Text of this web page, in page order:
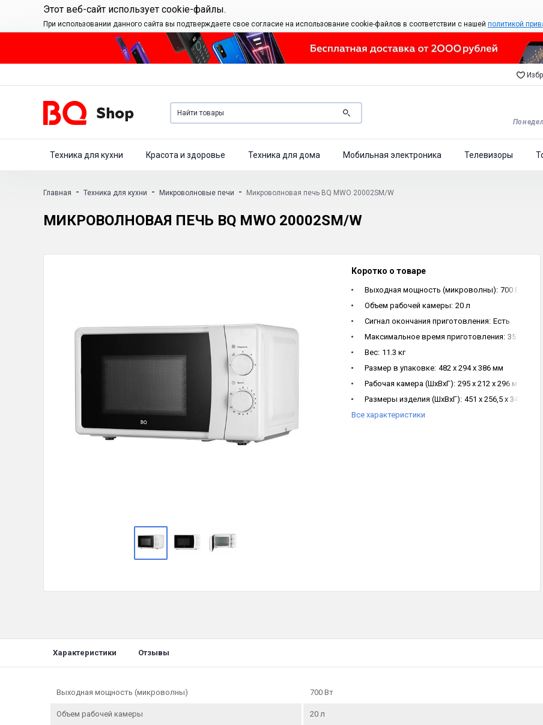
Этот веб-сайт использует cookie-файлы.
При использовании данного сайта вы подтверждаете свое согласие на использование cookie-файлов в соответствии с нашей политикой
Техника для кухни Красота и здоровье Техника для дома Мобильная электроника Телевизоры
Главная - Техника для кухни - Микроволновые печи - Микроволновая печь BQ MWO 20002SM/W
МИКРОВОЛНОВАЯ ПЕЧЬ BQ MWO 20002SM/W
Коротко о товаре
Выходная мощность (микроволны): 700 Вт
Объем рабочей камеры: 20 л
Сигнал окончания приготовления: Есть
Максимальное время приготовления: 35 мин
Вес: 11.3 кг
Размер в упаковке: 482 х 294 х 386 мм
Рабочая камера (ШxВxГ): 295 х 212 х 296 мм
Размеры изделия (ШxВxГ): 451 х 256,5 х 341 мм
Длина электрошнура:
Все характеристики
Характеристики Отзывы
Выходная мощность (микроволны) 700 Вт
Объем рабочей камеры 20 л